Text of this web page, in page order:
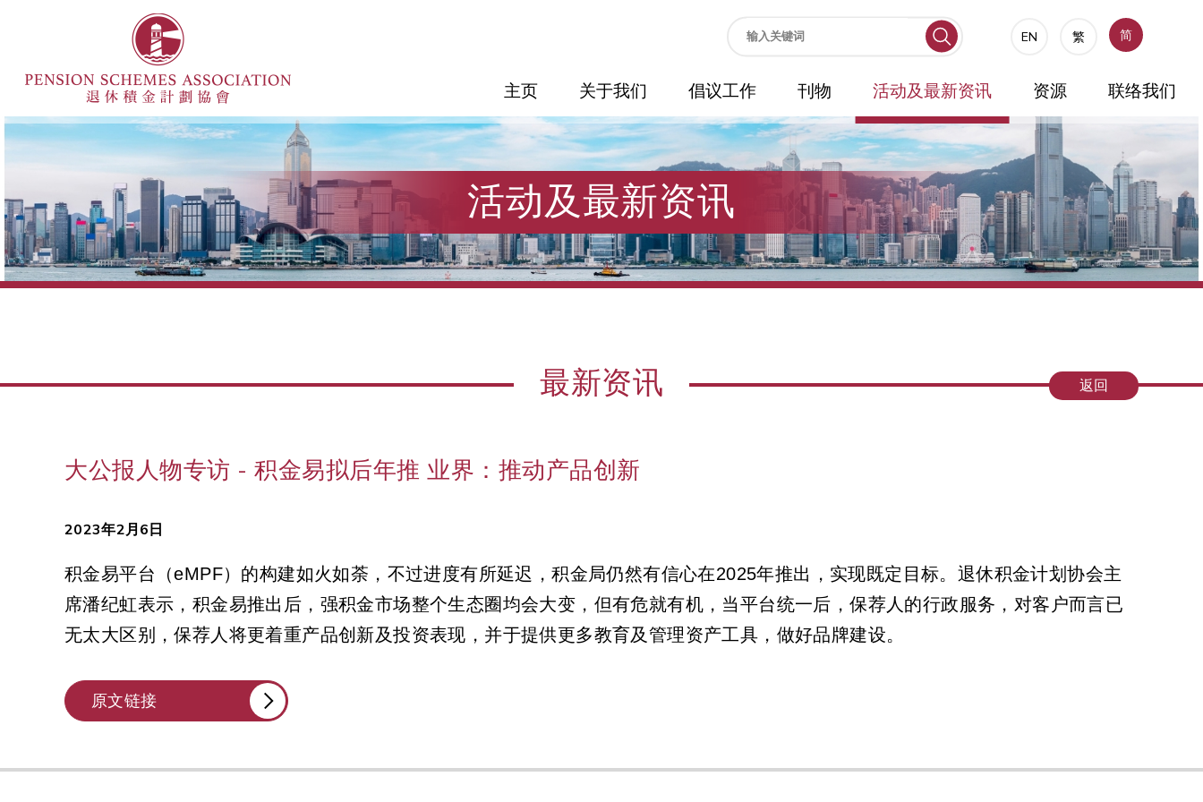
EN 繁 简
主页 关于我们 倡议工作 刊物 活动及最新资讯 资源 联络我们
活动及最新资讯
最新资讯 返回
大公报人物专访 - 积金易拟后年推 业界：推动产品创新
2023年2月6日
积金易平台（eMPF）的构建如火如荼，不过进度有所延迟，积金局仍然有信心在2025年推出，实现既定目标。退休积金计划协会主
席潘纪虹表示，积金易推出后，强积金市场整个生态圈均会大变，但有危就有机，当平台统一后，保荐人的行政服务，对客户而言已
无太大区别，保荐人将更着重产品创新及投资表现，并于提供更多教育及管理资产工具，做好品牌建设。
原文链接